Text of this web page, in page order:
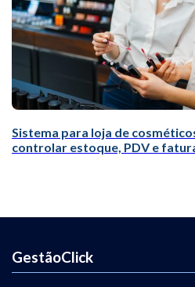
Sistema para loja de
controlar estoque, PDV e
GestãoClick